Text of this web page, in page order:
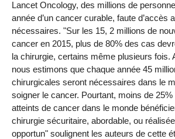
Lancet Oncology, des millions de
année d’un cancer curable, faute d’accès
nécessaires. "Sur les 15, 2 millions de
cancer en 2015, plus de 80% des cas
la chirurgie, certains même plusieurs fois.
nous estimons que chaque année 45
chirurgicales seront nécessaires dans le
soigner le cancer. Pourtant, moins de 25%
atteints de cancer dans le monde
chirurgie sécuritaire, abordable, ou
opportun" soulignent les auteurs de cette